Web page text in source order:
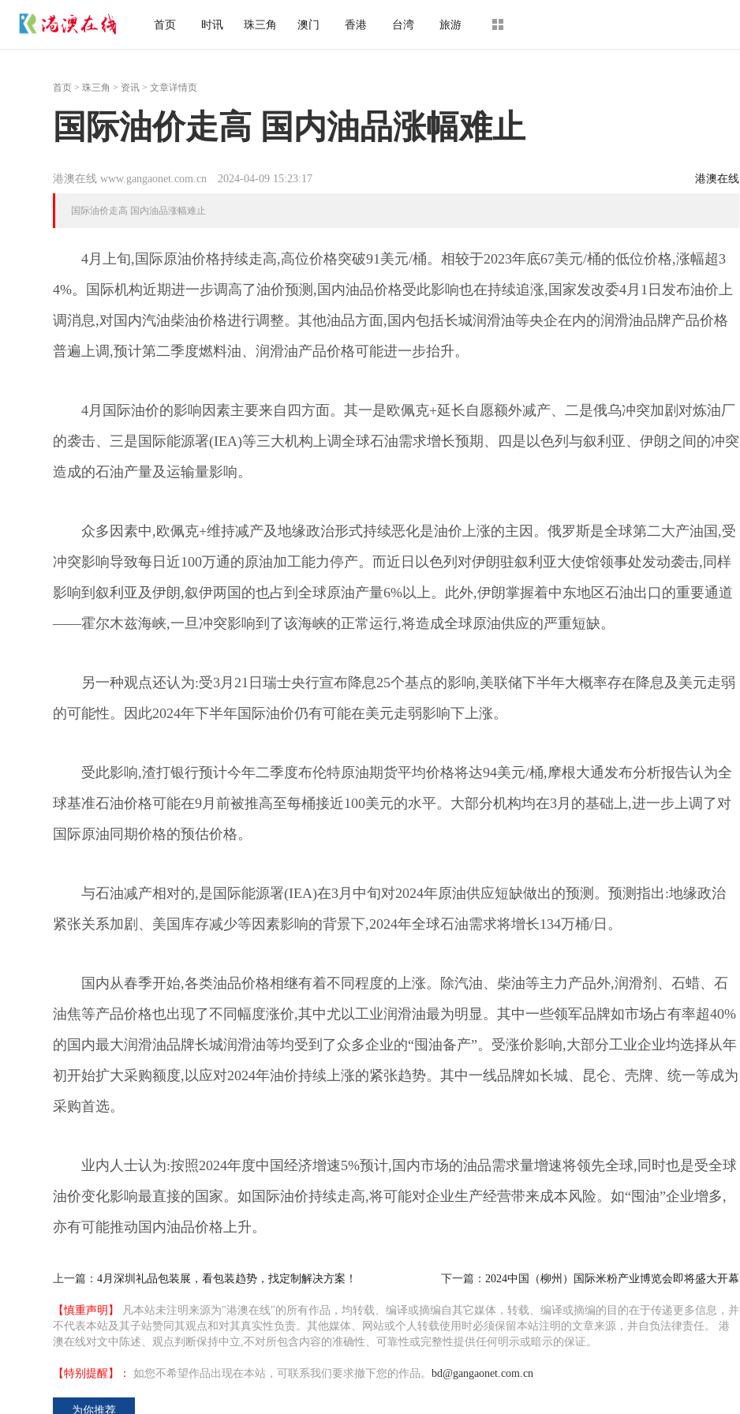
首页 时讯 珠三角 澳门 香港 台湾 旅游
首页 > 珠三角 > 资讯 > 文章详情页
国际油价走高 国内油品涨幅难止
港澳在线 www.gangaonet.com.cn 2024-04-09 15:23:17 港澳在线
国际油价走高 国内油品涨幅难止
4月上旬,国际原油价格持续走高,高位价格突破91美元/桶。相较于2023年底67美元/桶的低位价格,涨幅超3
4%。国际机构近期进一步调高了油价预测,国内油品价格受此影响也在持续追涨,国家发改委4月1日发布油价上
调消息,对国内汽油柴油价格进行调整。其他油品方面,国内包括长城润滑油等央企在内的润滑油品牌产品价格
普遍上调,预计第二季度燃料油、润滑油产品价格可能进一步抬升。
4月国际油价的影响因素主要来自四方面。其一是欧佩克+延长自愿额外减产、二是俄乌冲突加剧对炼油厂
的袭击、三是国际能源署(IEA)等三大机构上调全球石油需求增长预期、四是以色列与叙利亚、伊朗之间的冲突
造成的石油产量及运输量影响。
众多因素中,欧佩克+维持减产及地缘政治形式持续恶化是油价上涨的主因。俄罗斯是全球第二大产油国,受
冲突影响导致每日近100万通的原油加工能力停产。而近日以色列对伊朗驻叙利亚大使馆领事处发动袭击,同样
影响到叙利亚及伊朗,叙伊两国的也占到全球原油产量6%以上。此外,伊朗掌握着中东地区石油出口的重要通道
——霍尔木兹海峡,一旦冲突影响到了该海峡的正常运行,将造成全球原油供应的严重短缺。
另一种观点还认为:受3月21日瑞士央行宣布降息25个基点的影响,美联储下半年大概率存在降息及美元走弱
的可能性。因此2024年下半年国际油价仍有可能在美元走弱影响下上涨。
受此影响,渣打银行预计今年二季度布伦特原油期货平均价格将达94美元/桶,摩根大通发布分析报告认为全
球基准石油价格可能在9月前被推高至每桶接近100美元的水平。大部分机构均在3月的基础上,进一步上调了对
国际原油同期价格的预估价格。
与石油减产相对的,是国际能源署(IEA)在3月中旬对2024年原油供应短缺做出的预测。预测指出:地缘政治
紧张关系加剧、美国库存减少等因素影响的背景下,2024年全球石油需求将增长134万桶/日。
国内从春季开始,各类油品价格相继有着不同程度的上涨。除汽油、柴油等主力产品外,润滑剂、石蜡、石
油焦等产品价格也出现了不同幅度涨价,其中尤以工业润滑油最为明显。其中一些领军品牌如市场占有率超40%
的国内最大润滑油品牌长城润滑油等均受到了众多企业的“囤油备产”。受涨价影响,大部分工业企业均选择从年
初开始扩大采购额度,以应对2024年油价持续上涨的紧张趋势。其中一线品牌如长城、昆仑、壳牌、统一等成为
采购首选。
业内人士认为:按照2024年度中国经济增速5%预计,国内市场的油品需求量增速将领先全球,同时也是受全球
油价变化影响最直接的国家。如国际油价持续走高,将可能对企业生产经营带来成本风险。如“囤油”企业增多,
亦有可能推动国内油品价格上升。
上一篇： 4月深圳礼品包装展，看包装趋势，找定制解决方案！ 下一篇： 2024中国（柳州）国际米粉产业博览会即将盛大开幕
【慎重声明】
凡本站未注明来源为"港澳在线"的所有作品，均转载、编译或摘编自其它媒体，转载、编译或摘编的目的在于传递更多信息，并
不代表本站及其子站赞同其观点和对其真实性负责。其他媒体、网站或个人转载使用时必须保留本站注明的文章来源，并自负法律责任。 港
澳在线对文中陈述、观点判断保持中立,不对所包含内容的准确性、可靠性或完整性提供任何明示或暗示的保证。
【特别提醒】： 如您不希望作品出现在本站，可联系我们要求撤下您的作品。 bd@gangaonet.com.cn
为你推荐